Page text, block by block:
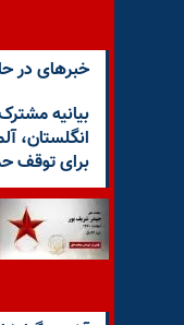
خبرهای در
بیانیه
انگلستان،
برای توقف